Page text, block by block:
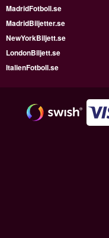
MadridFotboll.se
MadridBiljetter.se
NewYorkBiljett.se
LondonBiljett.se
ItalienFotboll.se